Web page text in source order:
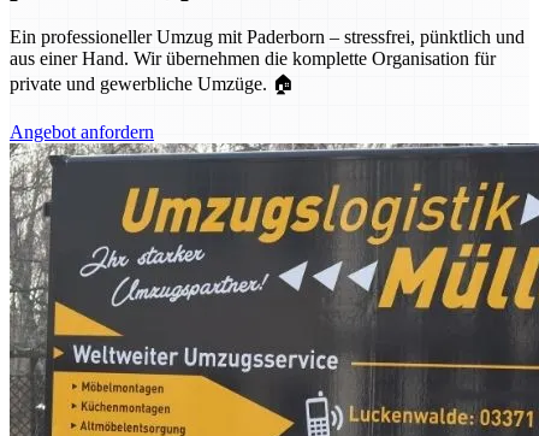
Ein professioneller Umzug mit Paderborn – stressfrei, pünktlich und
aus einer Hand. Wir übernehmen die komplette Organisation für
private und gewerbliche Umzüge. 🏠
Angebot anfordern